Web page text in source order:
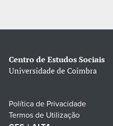
Centro de Estudos Sociais
Universidade de Coimbra
Política de Privacidade
Termos de Utilização